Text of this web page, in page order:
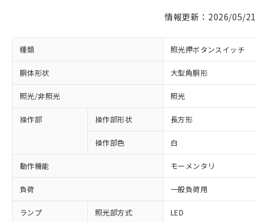
情報更新：2026/05/21
種類 照光押ボタンスイッチ
胴体形状 大型角胴形
照光/非照光 照光
操作部 操作部形状 長方形
操作部色 白
動作機能 モーメンタリ
負荷 一般負荷用
ランプ 照光部方式 LED